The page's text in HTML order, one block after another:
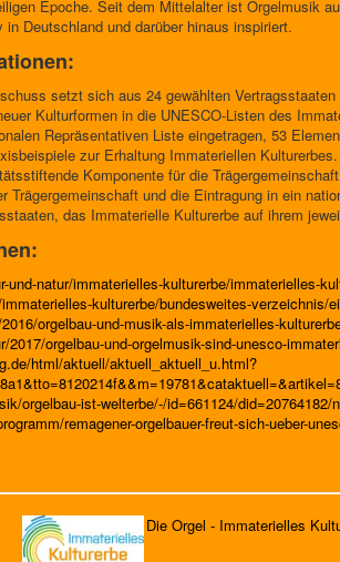
Epoche. Seit dem Mittelalter ist Orgelmusik
Deutschland und darüber hinaus inspiriert.
setzt sich aus 24 gewählten
Kulturformen in die UNESCO-Listen des
Repräsentativen Liste eingetragen, 53
zur Erhaltung Immateriellen
Komponente für die
Trägergemeinschaft und die Eintragung in ein
das Immaterielle Kulturerbe auf ihrem
und-natur/immaterielles-kulturerbe/immaterielles-
kulturerbe/bundesweites-verzeichnis/
orgelbau-und-musik-als-immaterielles-
2017/orgelbau-und-orgelmusik-sind-unesco-
html/aktuell/aktuell_aktuell_u.html?
orgelbau-ist-welterbe/-/id=661124/
remagener-orgelbauer-freut-sich-ueber-
Die Orgel - Immaterielles